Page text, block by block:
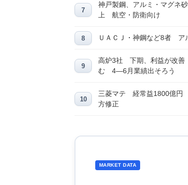
神戸製鋼、アルミ・マグネ
上 航空・防衛向け
ＵＡＣＪ・神鋼など8者 ア
高炉3社 下期、利益が改
む 4―6月業績出そろう
三菱マテ 経常益1800億円
方修正
MARKET DATA